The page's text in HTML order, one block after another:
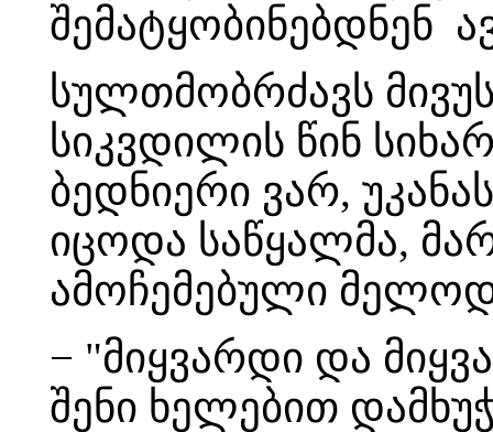
შემატყობინებდნენ
სულთმობრძავს
სიკვდილის წინ
ბედნიერი ვარ,
იცოდა საწყალმა,
ამოჩემებული
− "მიყვარდი და
შენი ხელებით